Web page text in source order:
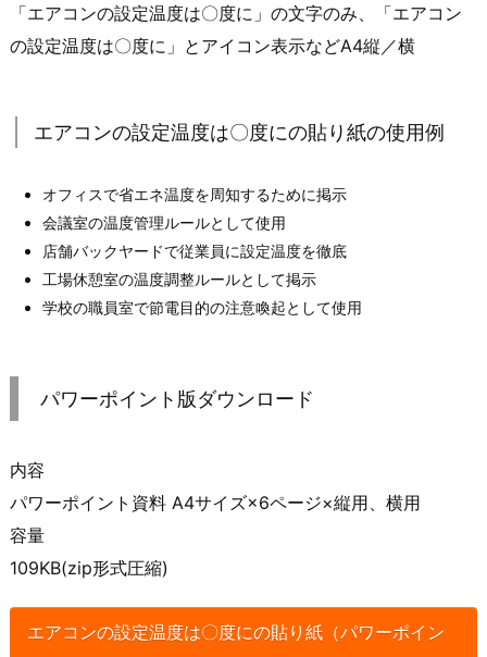
「エアコンの設定温度は〇度に」の文字のみ、「エアコン
の設定温度は〇度に」とアイコン表示などA4縦／横
エアコンの設定温度は〇度にの貼り紙の使用例
オフィスで省エネ温度を周知するために掲示
会議室の温度管理ルールとして使用
店舗バックヤードで従業員に設定温度を徹底
工場休憩室の温度調整ルールとして掲示
学校の職員室で節電目的の注意喚起として使用
パワーポイント版ダウンロード
内容
パワーポイント資料 A4サイズ×6ページ×縦用、横用
容量
109KB(zip形式圧縮)
エアコンの設定温度は〇度にの貼り紙（パワーポイン